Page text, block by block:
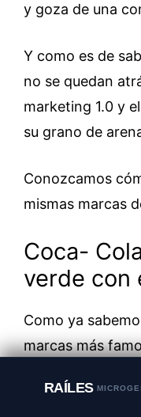
y goza de una
Y como es de
no se quedan
marketing 1.0 y
su grano de
Conozcamos
mismas marcas
Coca-
verde con
Como ya
marcas más
las pioneras del
RAÍLES